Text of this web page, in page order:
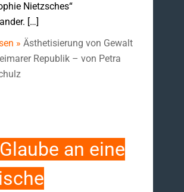
Nietzsches“
[…]
» Ästhetisierung von Gewalt
Republik – von Petra
an eine